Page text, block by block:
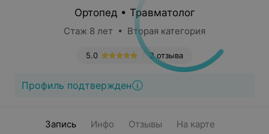
Ортопед • Травматолог
Стаж 8 лет • Вторая категория
2 отзыва
5.0
Профиль подтвержден
Запись Инфо Отзывы На карте